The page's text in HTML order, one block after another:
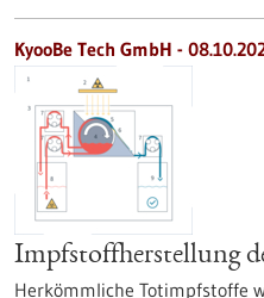
KyooBe Tech GmbH -
Impfstoffherstellung
Herkömmliche Totimpfstoffe